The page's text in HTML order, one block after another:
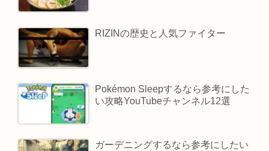
RIZINの歴史と人気ファイター
Pokémon Sleepするなら参考にした
い攻略YouTubeチャンネル12選
ガーデニングするなら参考にしたい